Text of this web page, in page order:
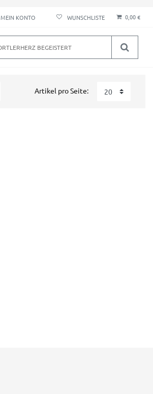
MEIN KONTO 0,00 €
Artikel pro Seite: